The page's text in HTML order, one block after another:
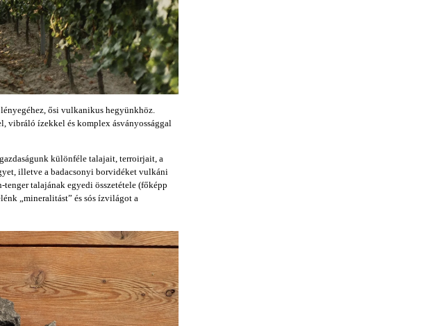
ősi vulkanikus hegyünkhöz.
vibráló ízekkel és komplex ásványossággal
különféle talajait, terroirjait, a
illetve a badacsonyi borvidéket vulkáni
talajának egyedi összetétele (főképp
„mineralitást” és sós ízvilágot a